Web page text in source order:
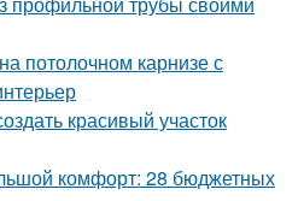
потолочном карнизе с
красивый участок
комфорт: 28 бюджетных